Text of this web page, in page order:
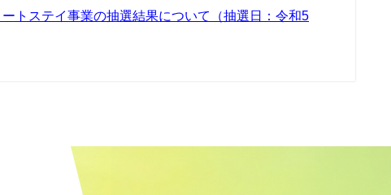
トステイ事業の抽選結果について（抽選日：令和5